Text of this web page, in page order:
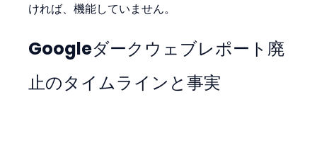
ければ、機能していません。
Googleダークウェブレポート廃
止のタイムラインと事実